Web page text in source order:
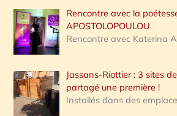
Rencontre avec la
APOSTOLOPOULOU
Rencontre avec Katerina
Jassans-Riottier : 3 sites
partagé une première !
Installés dans des